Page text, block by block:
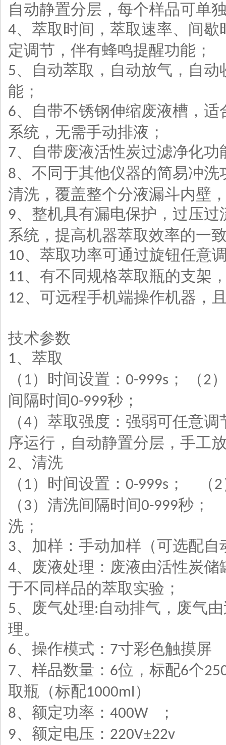
自动静置分层，每个样品可单
4、萃取时间，萃取速率、间
定调节，伴有蜂鸣提醒功能；
5、自动萃取，自动放气，自
能；
6、自带不锈钢伸缩废液槽，
系统，无需手动排液；
7、自带废液活性炭过滤净化
8、不同于其他仪器的简易冲
清洗，覆盖整个分液漏斗内壁
9、整机具有漏电保护，过压
系统，提高机器萃取效率的一
10、萃取功率可通过旋钮任意
11、有不同规格萃取瓶的支架
12、可远程手机端操作机器，
技术参数
1、萃取
（ 1）时间设置： 0-999s ； （2
间隔时间0-999秒；
（4）萃取强度：强弱可任意调
序运行，自动静置分层，手工
2、清洗
（ 1）时间设置： 0-999s ； （2
（3）清洗间隔时间0-999秒；
洗；
3、加样：手动加样（可选配自
4、废液处理：废液由活性炭
于不同样品的萃取实验；
5、废气处理:自动排气，废气
理。
6、操作模式： 7寸彩色触摸屏
7、样品数量： 6位，标配6个
取瓶（标配1000ml ）
8、额定功率： 400W ；
9、额定电压： 220V±22v